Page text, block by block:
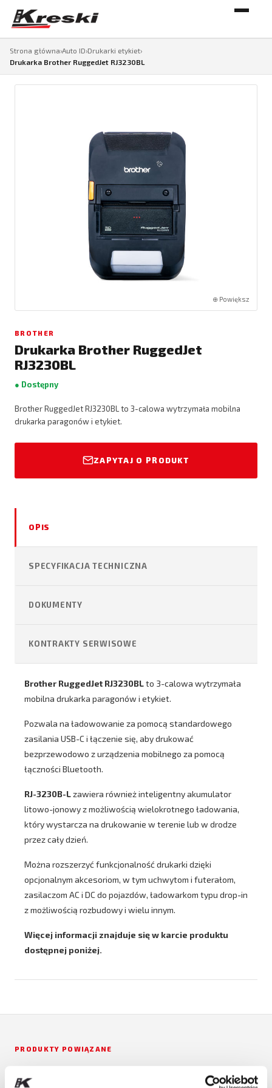
Strona główna›Auto ID›Drukarki etykiet›
Drukarka Brother RuggedJet RJ3230BL
⊕ Powiększ
BROTHER
Drukarka Brother RuggedJet
RJ3230BL
● Dostępny
Brother RuggedJet RJ3230BL to 3-calowa wytrzymała mobilna
drukarka paragonów i etykiet.
ZAPYTAJ O PRODUKT
OPIS
SPECYFIKACJA TECHNICZNA
DOKUMENTY
KONTRAKTY SERWISOWE
Brother RuggedJet RJ3230BLto 3-calowa wytrzymała
mobilna drukarka paragonów i etykiet.
Pozwala na ładowowanie za pomocą standardowego
zasilania USB-C i łączenie się, aby drukować
bezprzewodowo z urządzenia mobilnego za pomocą
łączności Bluetooth.
RJ-3230B-Lzawiera również inteligentny akumulator
litowo-jonowy z możliwością wielokrotnego ładowania,
który wystarcza na drukowanie w terenie lub w drodze
przez cały dzień.
Można rozszerzyć funkcjonalność drukarki dzięki
opcjonalnym akcesoriom, w tym uchwytom i futerałom,
zasilaczom AC i DC do pojazdów, ładowarkom typu drop-in
z możliwością rozbudowy i wielu innym.
Więcej informacji znajduje się w karcie produktu
dostępnej poniżej.
PRODUKTY POWIĄZANE